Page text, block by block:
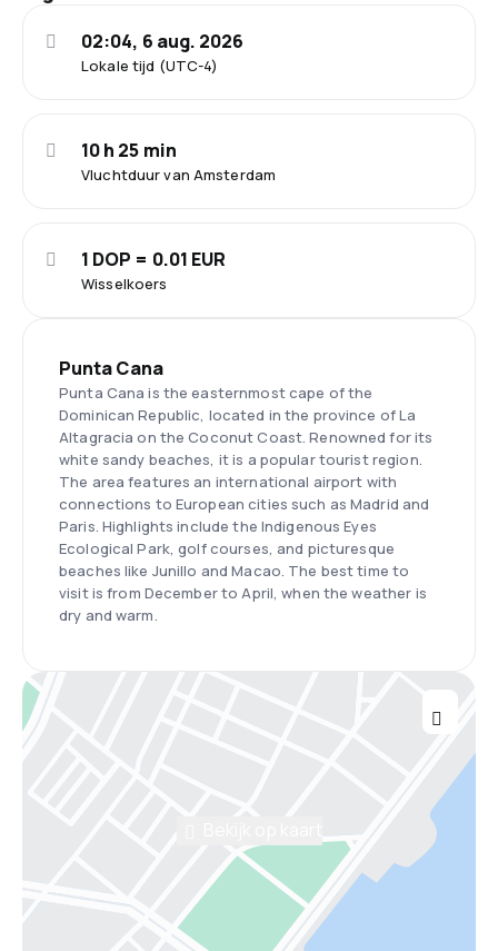
Lokale tijd (UTC-4)
02:04, 6 aug. 2026
Vluchtduur van Amsterdam
10 h 25 min
Wisselkoers
1 DOP = 0.01 EUR
Punta Cana
Punta Cana is the easternmost cape of the
Dominican Republic, located in the province of La
Altagracia on the Coconut Coast. Renowned for its
white sandy beaches, it is a popular tourist region.
The area features an international airport with
connections to European cities such as Madrid and
Paris. Highlights include the Indigenous Eyes
Ecological Park, golf courses, and picturesque
beaches like Junillo and Macao. The best time to
visit is from December to April, when the weather is
dry and warm.